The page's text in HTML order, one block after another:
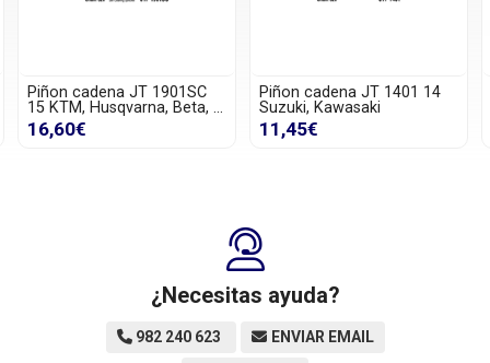
Piñon cadena JT 1901SC
15 KTM, Husqvarna, Beta, ...
16,60€
Piñon cadena JT 1401 14
Suzuki, Kawasaki
11,45€
¿Necesitas ayuda?
982 240 623 ENVIAR EMAIL